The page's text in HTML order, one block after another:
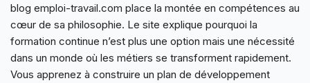
blog emploi-travail.com place la montée en compétences au
cœur de sa philosophie. Le site explique pourquoi la
formation continue n’est plus une option mais une nécessité
dans un monde où les métiers se transforment rapidement.
Vous apprenez à construire un plan de développement